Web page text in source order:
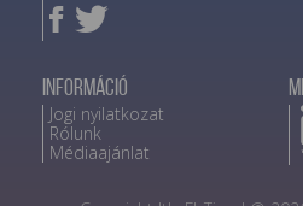
Információ
Jogi nyilatkozat
Rólunk
Médiaajánlat